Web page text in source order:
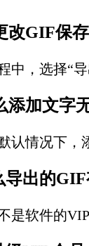
GIF保存
，选择“导
加文字无
情况下，添
出的GIF
软件的VIP